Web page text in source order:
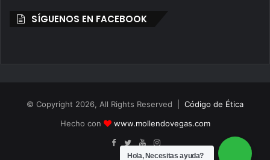
SÍGUENOS EN FACEBOOK
© Copyright 2026, All Rights Reserved | Código de Ética
Hecho con
www.mollendovegas.com
Hola, Necesitas ayuda?